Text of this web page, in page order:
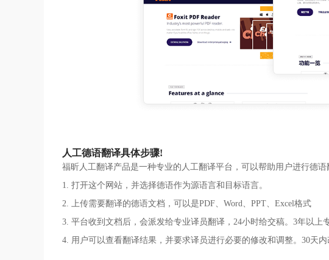
人工德语翻译具体步骤!
福昕人工翻译产品是一种专业的人工翻译平台，可以帮助用户进行德语
1. 打开这个网站，并选择德语作为源语言和目标语言。
2. 上传需要翻译的德语文档，可以是PDF、Word、PPT、Excel格式
3. 平台收到文档后，会派发给专业译员翻译，24小时给交稿。3年以上
4. 用户可以查看翻译结果，并要求译员进行必要的修改和调整。30天内